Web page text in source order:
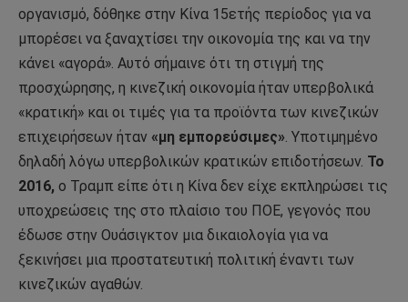
οργανισμό, δόθηκε στην Κίνα 15ετής περίοδος για να
μπορέσει να ξαναχτίσει την οικονομία της και να την
κάνει «αγορά». Αυτό σήμαινε ότι τη στιγμή της
προσχώρησης, η κινεζική οικονομία ήταν υπερβολικά
«κρατική» και οι τιμές για τα προϊόντα των κινεζικών
επιχειρήσεων ήταν «μη εμπορεύσιμες». Υποτιμημένο
δηλαδή λόγω υπερβολικών κρατικών επιδοτήσεων. Το
2016, ο Τραμπ είπε ότι η Κίνα δεν είχε εκπληρώσει τις
υποχρεώσεις της στο πλαίσιο του ΠΟΕ, γεγονός που
έδωσε στην Ουάσιγκτον μια δικαιολογία για να
ξεκινήσει μια προστατευτική πολιτική έναντι των
κινεζικών αγαθών.